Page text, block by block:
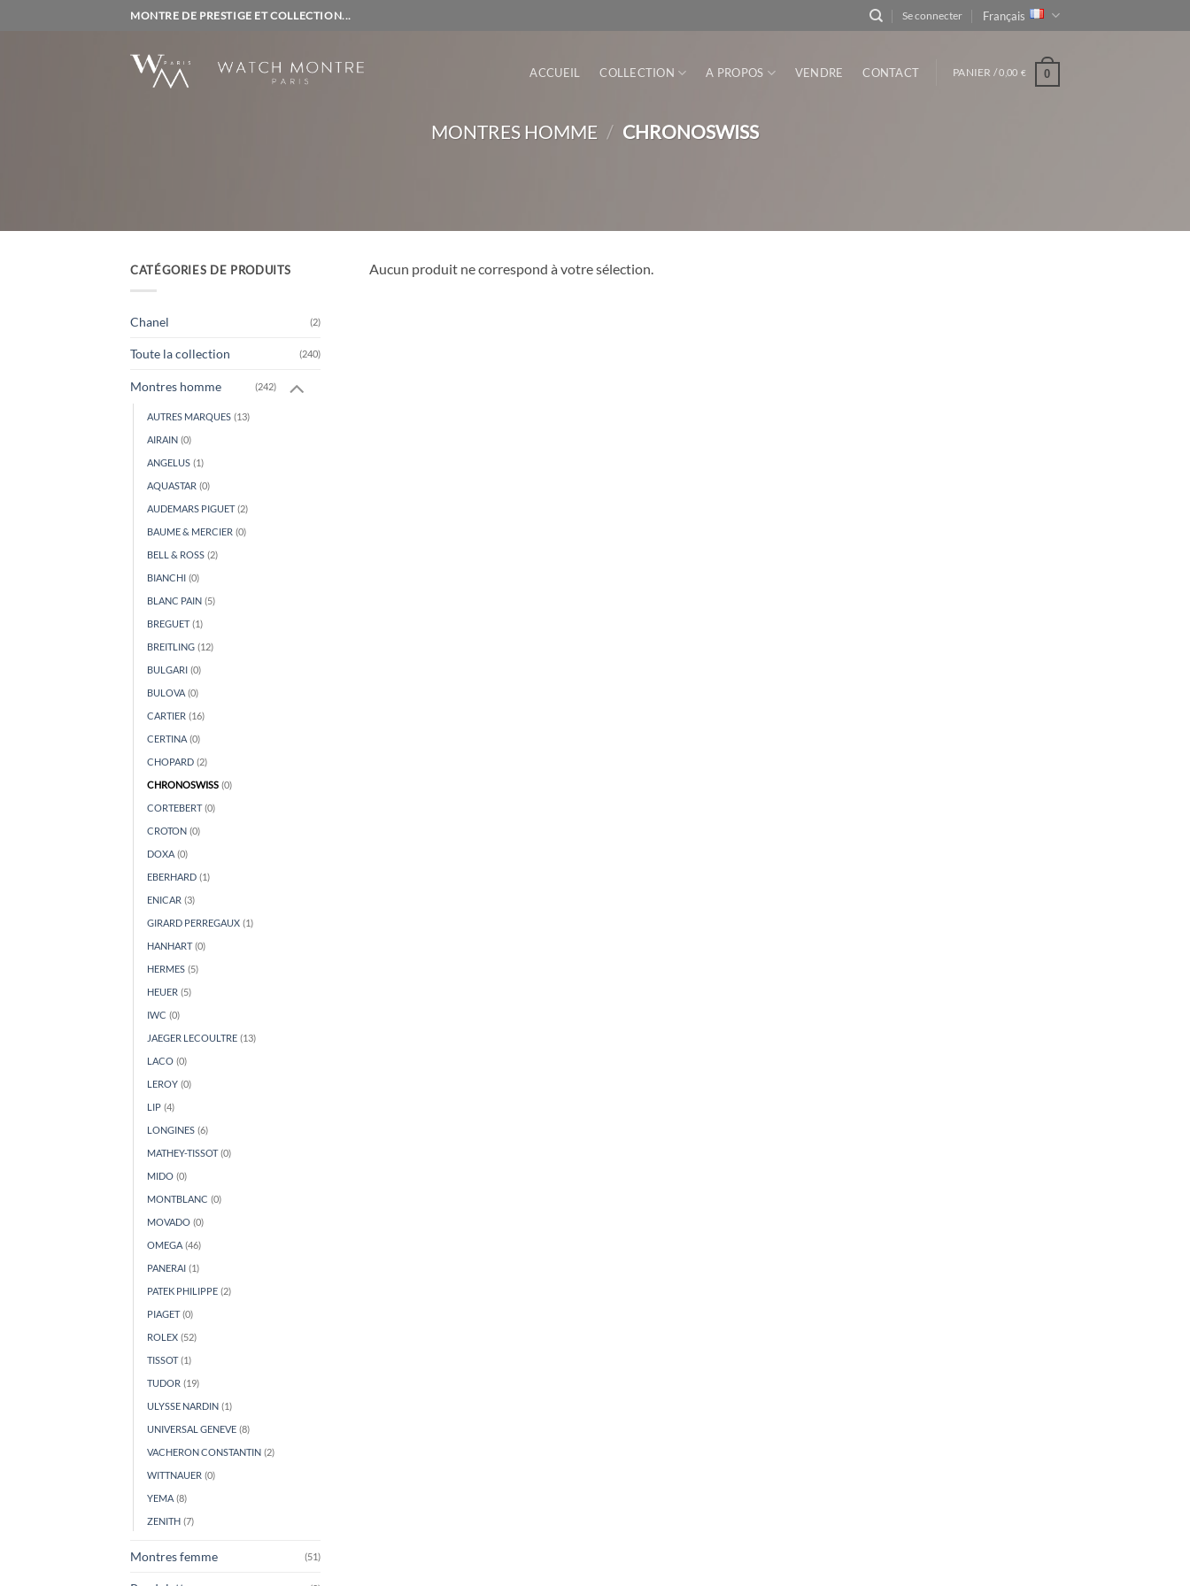
MONTRE DE PRESTIGE ET COLLECTION... Se connecter Français
ACCUEIL COLLECTION A PROPOS VENDRE CONTACT PANIER /0,00 € 0
MONTRES HOMME / CHRONOSWISS
CATÉGORIES DE PRODUITS
Chanel (2)
Toute la collection (240)
Montres homme (242)
AUTRES MARQUES (13)
AIRAIN (0)
ANGELUS (1)
AQUASTAR (0)
AUDEMARS PIGUET (2)
BAUME & MERCIER (0)
BELL & ROSS (2)
BIANCHI (0)
BLANC PAIN (5)
BREGUET (1)
BREITLING (12)
BULGARI (0)
BULOVA (0)
CARTIER (16)
CERTINA (0)
CHOPARD (2)
CHRONOSWISS (0)
CORTEBERT (0)
CROTON (0)
DOXA (0)
EBERHARD (1)
ENICAR (3)
GIRARD PERREGAUX (1)
HANHART (0)
HERMES (5)
HEUER (5)
IWC (0)
JAEGER LECOULTRE (13)
LACO (0)
LEROY (0)
LIP (4)
LONGINES (6)
MATHEY-TISSOT (0)
MIDO (0)
MONTBLANC (0)
MOVADO (0)
OMEGA (46)
PANERAI (1)
PATEK PHILIPPE (2)
PIAGET (0)
ROLEX (52)
TISSOT (1)
TUDOR (19)
ULYSSE NARDIN (1)
UNIVERSAL GENEVE (8)
VACHERON CONSTANTIN (2)
WITTNAUER (0)
YEMA (8)
ZENITH (7)
Montres femme (51)
Aucun produit ne correspond à votre sélection.